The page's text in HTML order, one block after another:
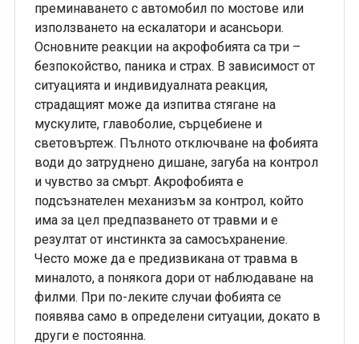
преминаването с автомобил по мостове или
използването на ескалатори и асансьори.
Основните реакции на акрофобията са три –
безпокойствo, паника и страх. В зависимост от
ситуацията и индивидуалната реакция,
страдащият може да изпитва стягане на
мускулите, главоболие, сърцебиене и
световъртеж. Пълното отключване на фобията
води до затруднено дишане, загуба на контрол
и чувство за смърт. Акрофобията е
подсъзнателен механизъм за контрол, който
има за цел предпазването от травми и е
резултат от инстинкта за самосъхранение.
Често може да е предизвикана от травма в
миналото, а понякога дори от наблюдаване на
филми. При по-леките случаи фобията се
появява само в определени ситуации, докато в
други е постоянна.